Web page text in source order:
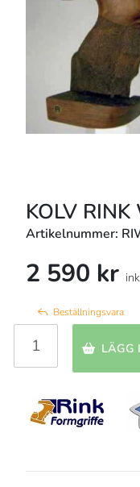
KOLV RINK
Artikelnummer:
2 590 kr
Beställningsvara
LÄGG